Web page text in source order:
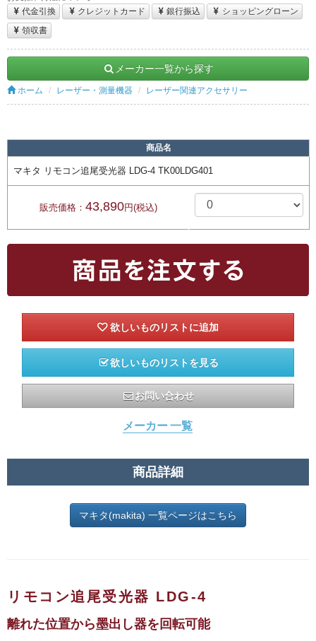
代金引換
クレジットカード 銀行振込
ショッピングローン
領収書
メーカー一覧から探す
ホーム レーザー・測量機器 レーザー関連アクセサリー
商品名
マキタ リモコン追尾受光器 LDG-4 TK00LDG401
販売価格： 43,890円(税込)
欲しいものリストを見る
お問い合わせ
メーカー 一覧
商品詳細
マキタ(makita) 一覧ページはこちら
リモコン追尾受光器 LDG-4
離れた位置から墨出し器を回転可能